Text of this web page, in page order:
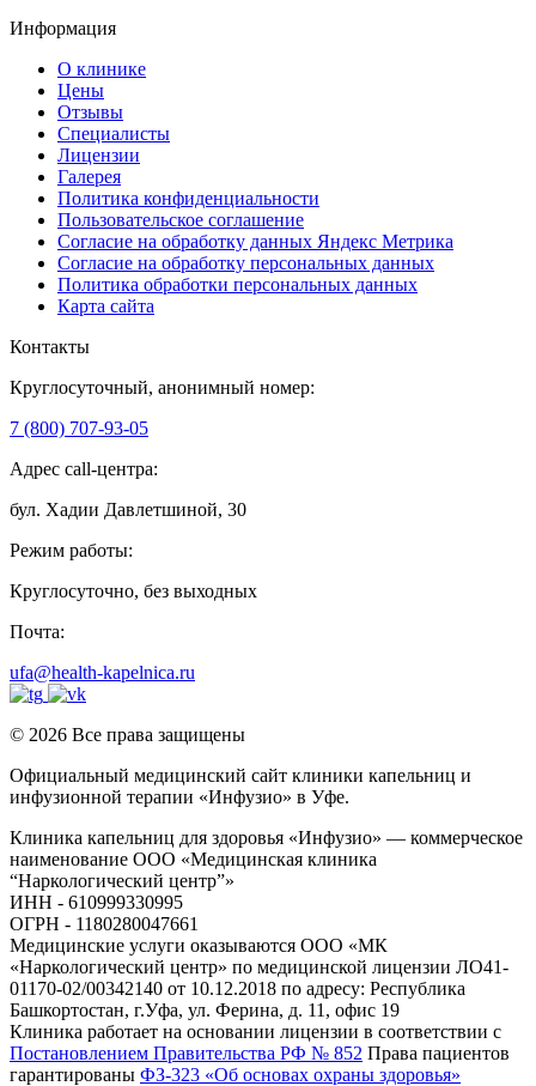
Информация
О клинике
Цены
Отзывы
Специалисты
Лицензии
Галерея
Политика конфиденциальности
Пользовательское соглашение
Согласие на обработку данных Яндекс Метрика
Согласие на обработку персональных данных
Политика обработки персональных данных
Карта сайта
Контакты
Круглосуточный, анонимный номер:
7 (800) 707-93-05
Адрес call-центра:
бул. Хадии Давлетшиной, 30
Режим работы:
Круглосуточно, без выходных
Почта:
ufa@health-kapelnica.ru
© 2026 Все права защищены
Официальный медицинский сайт клиники капельниц и
инфузионной терапии «Инфузио» в Уфе.
Клиника капельниц для здоровья «Инфузио» — коммерческое
наименование ООО «Медицинская клиника
“Наркологический центр”»
ИНН - 610999330995
ОГРН - 1180280047661
Медицинские услуги оказываются ООО «МК
«Наркологический центр» по медицинской лицензии ЛО41-
01170-02/00342140 от 10.12.2018 по адресу: Республика
Башкортостан, г.Уфа, ул. Ферина, д. 11, офис 19
Клиника работает на основании лицензии в соответствии с
Постановлением Правительства РФ № 852 Права пациентов
гарантированы ФЗ-323 «Об основах охраны здоровья»